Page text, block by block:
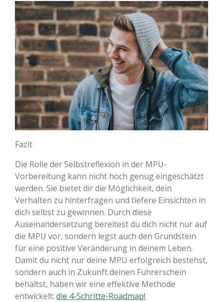
Fazit
Die Rolle der Selbstreflexion in der MPU-
Vorbereitung kann nicht hoch genug eingeschätzt
werden. Sie bietet dir die Möglichkeit, dein
Verhalten zu hinterfragen und tiefere Einsichten in
dich selbst zu gewinnen. Durch diese
Auseinandersetzung bereitest du dich nicht nur auf
die MPU vor, sondern legst auch den Grundstein
für eine positive Veränderung in deinem Leben.
Damit du nicht nur deine MPU erfolgreich bestehst,
sondern auch in Zukunft deinen Führerschein
behältst, haben wir eine effektive Methode
entwickelt: die 4-Schritte-Roadmap!